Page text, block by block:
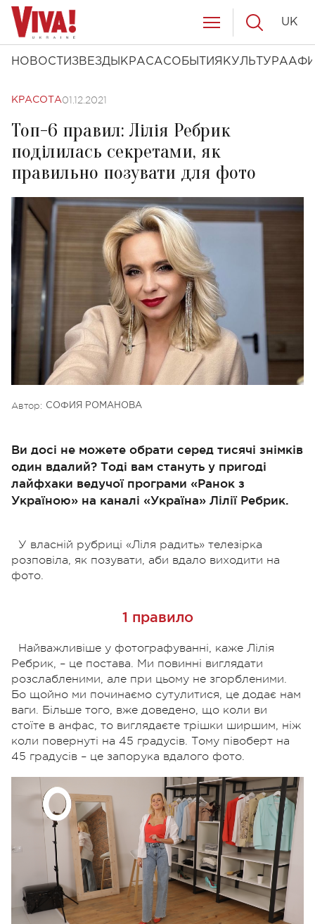
НОВОСТИ ЗВЕЗДЫ КРАСАСОБЫТИЯ КУЛЬТУРА
UK
КРАСОТА01.12.2021
Топ-6 правил: Лілія Ребрик
поділилась секретами, як
правильно позувати для фото
Автор: СОФИЯ РОМАНОВА
Ви досі не можете обрати серед тисячі знімків
один вдалий? Тоді вам стануть у пригоді
лайфхаки ведучої програми «Ранок з
Україною» на каналі «Україна» Лілії Ребрик.
У власній рубриці «Ліля радить» телезірка
розповіла, як позувати, аби вдало виходити на
фото.
1 правило
Найважливіше у фотографуванні, каже Лілія
Ребрик, – це постава. Ми повинні виглядати
розслабленими, але при цьому не згорбленими.
Бо щойно ми починаємо сутулитися, це додає нам
ваги. Більше того, вже доведено, що коли ви
стоїте в анфас, то виглядаєте трішки ширшим, ніж
коли повернуті на 45 градусів. Тому півоберт на
45 градусів – це запорука вдалого фото.